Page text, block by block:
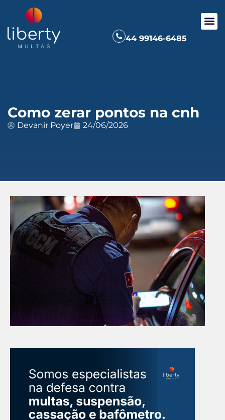
44 99146-6485
Como zerar pontos na cnh
Devanir Poyer 24/06/2026